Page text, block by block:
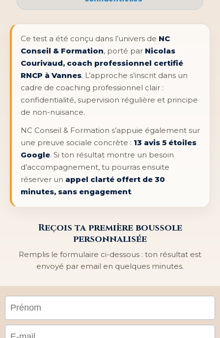
Ce test a été conçu dans l’univers de NC
Conseil & Formation, porté par Nicolas
Courivaud, coach professionnel certifié
RNCP à Vannes. L’approche s’inscrit dans un
cadre de coaching professionnel clair :
confidentialité, supervision régulière et principe
de non-nuisance.
NC Conseil & Formation s’appuie également sur
une preuve sociale concrète : 13 avis 5 étoiles
Google. Si ton résultat montre un besoin
d’accompagnement, tu pourras ensuite
réserver un appel clarté offert de 30
minutes, sans engagement.
Reçois ta première boussole
personnalisée
Remplis le formulaire ci-dessous : ton résultat est
envoyé par email en quelques minutes.